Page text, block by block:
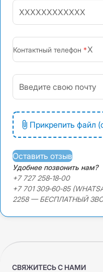
+7
Контактный телефон
Прикрепить файл
Оставить отзыв
Удобнее позвонить нам?
+7 727 258‑18‑00
+7 701 309‑60‑85
2258 — БЕСПЛАТНЫЙ
СВЯЖИТЕСЬ С НАМИ